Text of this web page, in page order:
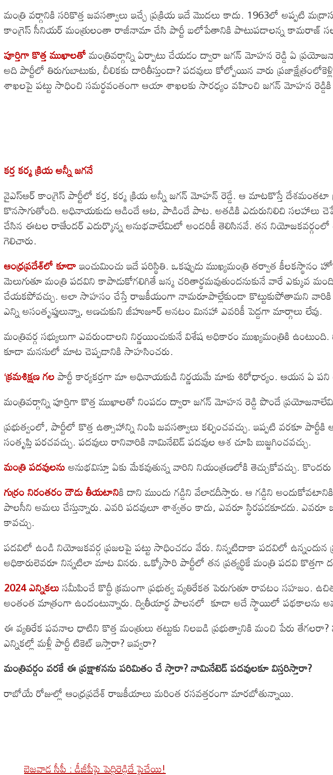
మంత్రి వర్గానికి సరికొత్త జవసత్వాలు ఇచ్చే ప్రక్రియ ఇదే మొదలు కాదు. 1963లో అప్పటి
కాంగ్రెస్ సీనియర్ మంత్రులంతా రాజీనామా చేసి పార్టీ బలోపేతానికి పాటుపడాలన్న కామరాజ్
పూర్తిగా కొత్త ముఖాలతోమంత్రివర్గాన్ని ఏర్పాటు చేయడం ద్వారా జగన్ మోహన రెడ్డి ఏ ప్రయోజనాలు
అది పార్టీలో తిరుగుబాటుకు, చీలికకు దారితీస్తుందా? పదవులు కోల్పోయిన వారు
శాఖలపై పట్టు సాధించి సమర్థవంతంగా ఆయా శాఖలకు సారధ్యం వహించి జగన్ మోహన రెడ్డికి
కర్త కర్మ క్రియ అన్నీ జగనే
వైఎస్ఆర్ కాంగ్రెస్ పార్టీలో కర్త, కర్మ క్రియ అన్నీ జగన్ మోహన్ రెడ్డే. ఆ మాటకొస్తే దేశమంతటా
కొనసాగుతోంది. అధినాయకుడు ఆడిందే ఆట, పాడిందే పాట. అతడికి ఎదురునిలిచి సలహాలు
చేసిన ఈటల రాజేందర్ ఎదుర్కొన్న అనుభవాలేమిటో అందరికీ తెలిసినవే. తన నియోజకవర్గంలో
గెలిచారు.
ఆంధ్రప్రదేశ్‌లో కూడాఇంచుమించు ఇదే పరిస్థితి. ఒకప్పుడు ముఖ్యమంత్రి తర్వాత
మెలుగుతూ మంత్రి పదవిని కాపాడుకోగలిగితే జన్మ చరితార్థమవుతుందనుకునే వారే ఎక్కువ
చేయకపోవచ్చు. అలా సాహసం చేస్తే రాజకీయంగా నామరూపాల్లేకుండా కొట్టుకుపోతామని వారికి
ఎన్ని అసంతృప్తులున్నా, అణచుకుని జీహుజూర్ అనటం మినహా ఎవరికీ పెద్దగా మార్గాలు లేవు.
మంత్రివర్గ సభ్యులుగా ఎవరుండాలని నిర్ణయించుకునే విశేష అధికారం ముఖ్యమంత్రికి
కూడా మనసులో మాట చెప్పడానికి సాహసించరు.
‘క్రమశిక్షణ గలపార్టీ కార్యకర్తగా మా అధినాయకుడి నిర్ణయమే మాకు శిరోధార్యం. ఆయన ఏ పని
మంత్రివర్గాన్ని పూర్తిగా కొత్త ముఖాలతో నింపడం ద్వారా జగన్ మోహన రెడ్డి పొందే
ప్రభుత్వంలో, పార్టీలో కొత్త ఉత్సాహాన్ని నింపి జవసత్వాలు కల్పించవచ్చు. ఇప్పటి వరకూ
సంతృప్తి పరచవచ్చు. పదవులు రానివారికి నామినేటెడ్ పదవుల ఆశ చూపి బుజ్జగించవచ్చు.
మంత్రి పదవులనుఅనుభవిస్తూ ఏకు మేకవుతున్న వారిని నియంత్రణలోకి తెచ్చుకోవచ్చు.
గుర్రం నిరంతరం దౌడు తీయటానికి దాని ముందు గడ్డిని వేలాడదీస్తారు. ఆ గడ్డిని
పాలసీని అమలు చేస్తున్నారు. ఎవరి పదవులూ శాశ్వతం కాదు, ఎవరూ స్థిరపడకూడదు.
కావచ్చు.
పదవిలో ఉండి నియోజకవర్గ ప్రజలపై పట్టు సాధించడం వేరు. నిన్నటిదాకా పదవిలో ఉన్నందున
అధికారులెవరూ నిన్నటిలా మాట వినరు. ఒక్కోసారి పార్టీలో తన ప్రత్యర్థికే మంత్రి పదవి కొత్తగా
2024 ఎన్నికలుసమీపించే కొద్దీ క్రమంగా ప్రభుత్వ వ్యతిరేకత పెరుగుతూ రావటం సహజం.
అంతంత మాత్రంగా ఉందంటున్నారు. ద్వితీయార్థ పాలనలో కూడా అదే స్థాయిలో పథకాలను
ఈ వ్యతిరేక పవనాల ధాటిని కొత్త మంత్రులు తట్టుకు నిలబడి ప్రభుత్వానికి మంచి పేరు
ఎన్నికల్లో మళ్లీ పార్టీ టికెట్ ఇస్తారా? ఇవ్వరా?
మంత్రివర్గం వరకే ఈ ప్రక్షాళనను పరిమితం చే స్తారా? నామినేటెడ్ పదవులకూ విస్తరిస్తారా?
రాబోయే రోజుల్లో ఆంధ్రప్రదేశ్ రాజకీయాలు మరింత రసవత్తరంగా మారబోతున్నాయి.
బెజవాడ సీపీ : డీజీపీపై పెద్దిరెడ్డిదే పైచేయి!